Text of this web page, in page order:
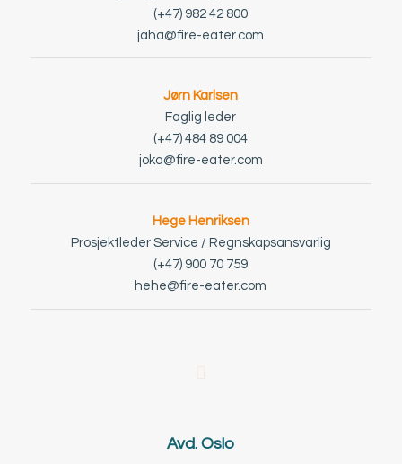
(+47) 982 42 800
jaha@fire-eater.com
Jørn Karlsen
Faglig leder
(+47) 484 89 004
joka@fire-eater.com
Hege Henriksen
Prosjektleder Service / Regnskapsansvarlig
(+47) 900 70 759
hehe@fire-eater.com
Avd. Oslo